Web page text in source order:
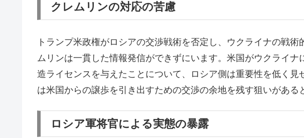
クレムリンの対応の苦慮
トランプ米政権がロシアの交渉戦術を否定し、ウクライナの戦
ムリンは一貫した情報発信ができずにいます。米国がウクライ
造ライセンスを与えたことについて、ロシア側は重要性を低く見
は米国からの譲歩を引き出すための交渉の余地を残す狙いがある
ロシア軍将官による実態の暴露